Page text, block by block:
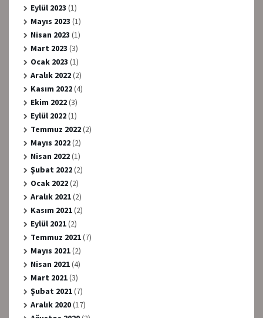
Eylül 2023 (1)
Mayıs 2023 (1)
Nisan 2023 (1)
Mart 2023 (3)
Ocak 2023 (1)
Aralık 2022(2)
Kasım 2022(4)
Ekim 2022(3)
Eylül 2022(1)
Temmuz 2022(2)
Mayıs 2022(2)
Nisan 2022(1)
Şubat 2022(2)
Ocak 2022(2)
Aralık 2021(2)
Kasım 2021(2)
Eylül 2021(2)
Temmuz 2021(7)
Mayıs 2021(2)
Nisan 2021(4)
Mart 2021(3)
Şubat 2021(7)
Aralık 2020(17)